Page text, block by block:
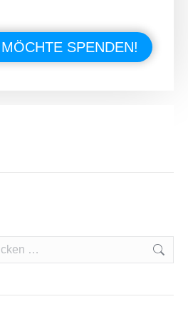
SPENDEN!